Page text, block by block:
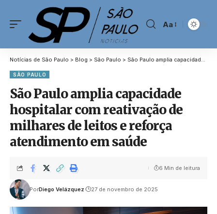
Aa
Notícias de São Paulo > Blog > São Paulo > São Paulo amplia capacidade hospitalar com reativação de milhares de leitos e reforça atendimento em saúde
SÃO PAULO
São Paulo amplia capacidade
hospitalar com reativação de
milhares de leitos e reforça
atendimento em saúde
PorDiego Velázquez 27 de novembro de 2025
6 Min de leitura